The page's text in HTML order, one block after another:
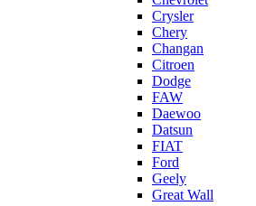
Crysler
Chery
Changan
Citroen
Dodge
FAW
Daewoo
Datsun
FIAT
Ford
Geely
Great Wall